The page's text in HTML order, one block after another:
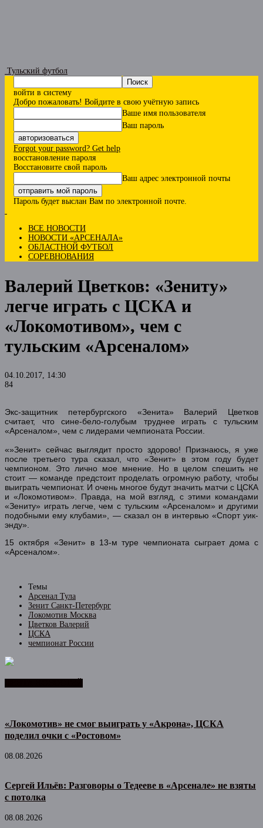
Тульский футбол
войти в систему
Добро пожаловать! Войдите в свою учётную запись
Ваше имя пользователя
Ваш пароль
Forgot your password? Get help
восстановление пароля
Восстановите свой пароль
Ваш адрес электронной почты
Пароль будет выслан Вам по электронной почте.
ВСЕ НОВОСТИ
НОВОСТИ «АРСЕНАЛА»
ОБЛАСТНОЙ ФУТБОЛ
СОРЕВНОВАНИЯ
Валерий Цветков: «Зениту»
легче играть с ЦСКА и
«Локомотивом», чем с
тульским «Арсеналом»
04.10.2017, 14:30
84
Экс-защитник петербургского «Зенита» Валерий Цветков
считает, что сине-бело-голубым труднее играть с тульским
«Арсеналом», чем с лидерами чемпионата России.
«»Зенит» сейчас выглядит просто здорово! Признаюсь, я уже
после третьего тура сказал, что «Зенит» в этом году будет
чемпионом. Это лично мое мнение. Но в целом спешить не
стоит — команде предстоит проделать огромную работу, чтобы
выиграть чемпионат. И очень многое будут значить матчи с ЦСКА
и «Локомотивом». Правда, на мой взгляд, с этими командами
«Зениту» играть легче, чем с тульским «Арсеналом» и другими
подобными ему клубами», — сказал он в интервью «Спорт уик-
энду».
15 октября «Зенит» в 13-м туре чемпионата сыграет дома с
«Арсеналом».
Темы
Арсенал Тула
Зенит Санкт-Петербург
Локомотив Москва
Цветков Валерий
ЦСКА
чемпионат России
«Локомотив» не смог выиграть у «Акрона», ЦСКА
поделил очки с «Ростовом»
08.08.2026
Сергей Ильёв: Разговоры о Тедееве в «Арсенале» не взяты
с потолка
08.08.2026